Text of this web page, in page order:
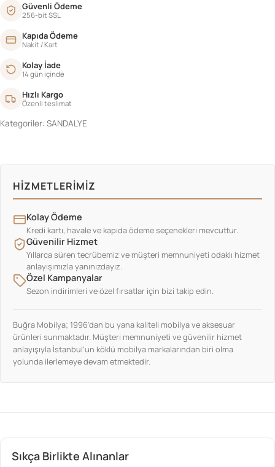
Güvenli Ödeme
256-bit SSL
Kapıda Ödeme
Nakit / Kart
Kolay İade
14 gün içinde
Hızlı Kargo
Özenli teslimat
Kategoriler: SANDALYE
HIZMETLERIMIZ
Kolay Ödeme
Kredi kartı, havale ve kapıda ödeme seçenekleri mevcuttur.
Güvenilir Hizmet
Yıllarca süren tecrübemiz ve müşteri memnuniyeti odaklı hizmet
anlayışımızla yanınızdayız.
Özel Kampanyalar
Sezon indirimleri ve özel fırsatlar için bizi takip edin.
Buğra Mobilya; 1996'dan bu yana kaliteli mobilya ve aksesuar
ürünleri sunmaktadır. Müşteri memnuniyeti ve güvenilir hizmet
anlayışıyla İstanbul'un köklü mobilya markalarından biri olma
yolunda ilerlemeye devam etmektedir.
Sıkça Birlikte Alınanlar